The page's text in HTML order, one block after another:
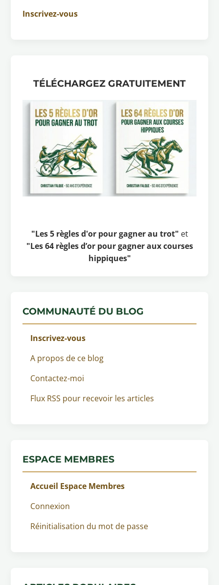
Inscrivez-vous
TÉLÉCHARGEZ GRATUITEMENT
"Les 5 règles d'or pour gagner au trot" et
"Les 64 règles d’or pour gagner aux courses
hippiques"
COMMUNAUTÉ DU BLOG
Inscrivez-vous
A propos de ce blog
Contactez-moi
Flux RSS pour recevoir les articles
ESPACE MEMBRES
Accueil Espace Membres
Connexion
Réinitialisation du mot de passe